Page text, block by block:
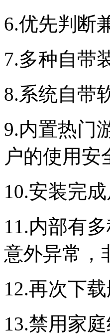
6.优先判断
7.多种自带
8.系统自带
9.内置热门
户的使用安
10.安装完
11.内部有
意外异常，
12.再次下
13.禁用家庭